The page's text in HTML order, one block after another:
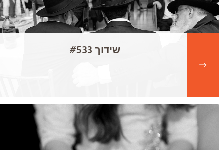
שידוך #533